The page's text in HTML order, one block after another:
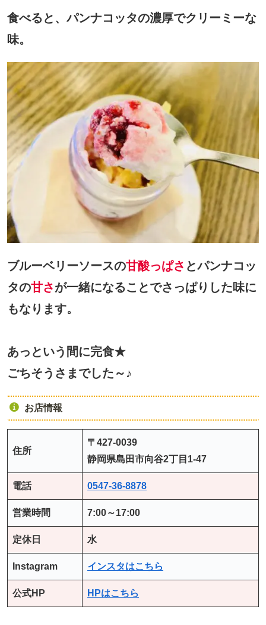
食べると、パンナコッタの濃厚でクリーミーな
味。
ブルーベリーソースの甘酸っぱさ とパンナコッ
タの甘さが一緒になることでさっぱりした味に
もなります。
あっという間に完食★
ごちそうさまでした～♪
お店情報
住所
〒427-0039
静岡県島田市向谷2丁目1-47
電話 0547-36-8878
営業時間 7:00～17:00
定休日 水
Instagram インスタはこちら
公式HP HPはこちら